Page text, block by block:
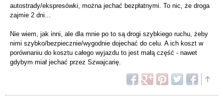
autostrady/ekspresówki, można jechać bezpłatnymi. To nic, że droga
zajmie 2 dni...
Nie wiem, jak inni, ale dla mnie po to są drogi szybkiego ruchu, żeby
nimi szybko/bezpiecznie/wygodnie dojechać do celu. A ich koszt w
porównaniu do kosztu całego wyjazdu to jest małą część - nawet
gdybym miał jechać przez Szwajcarię.